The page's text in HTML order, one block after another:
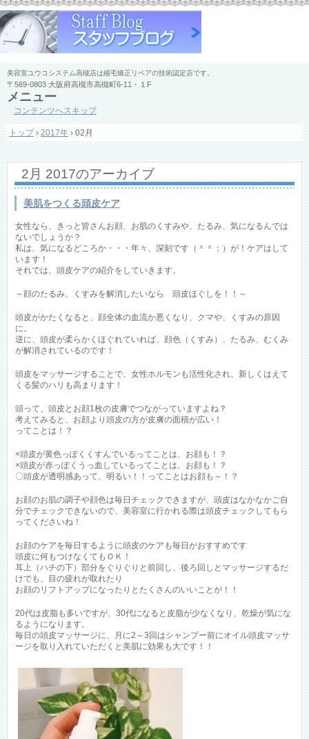
美容室ユウコシステム高槻店は縮毛矯正リペアの技術認定店です。
〒569-0803 大阪府高槻市高槻町6-11・１F
メニュー
コンテンツへスキップ
トップ › 2017年 › 02月
2月 2017のアーカイブ
美肌をつくる頭皮ケア
女性なら、きっと皆さんお顔、お肌のくすみや、たるみ、気になるんでは
ないでしょうか？
私は、気になるどころか・・・年々、深刻です（＾＾；）が！ケアはして
います！
それでは、頭皮ケアの紹介をしていきます。
～顔のたるみ、くすみを解消したいなら 頭皮ほぐしを！！～
頭皮がかたくなると、顔全体の血流か悪くなり、クマや、くすみの原因
に。
逆に、頭皮が柔らかくほぐれていれば、顔色（くすみ）、たるみ、むくみ
が解消されているのです！
頭皮をマッサージすることで、女性ホルモンも活性化され、新しくはえて
くる髪のハリも高まります！
頭って、頭皮とお顔1枚の皮膚でつながっていますよね？
考えてみると、お顔より頭皮の方が皮膚の面積が広い！
ってことは！？
×頭皮が黄色っぽくくすんでいるってことは、お顔も！？
×頭皮が赤っぽくうっ血しているってことは、お顔も！？
〇頭皮が透明感あって、明るい！！ってことはお顔も～！？
お顔のお肌の調子や顔色は毎日チェックできますが、頭皮はなかなかご自
分でチェックできないので、美容室に行かれる際は頭皮チェックしてもら
ってくださいね！
お顔のケアを毎日するように頭皮のケアも毎日がおすすめです
頭皮に何もつけなくてもＯＫ！
耳上（ハチの下）部分をぐりぐりと前回し、後ろ回しとマッサージするだ
けでも、目の疲れが取れたり
お顔のリフトアップになったりとたくさんのいいことが！！
20代は皮脂も多いですが、30代になると皮脂が少なくなり、乾燥が気にな
るようになります。
毎日の頭皮マッサージに、月に2～3回はシャンプー前にオイル頭皮マッサ
ージを取り入れていただくと美肌に効果も大です！！